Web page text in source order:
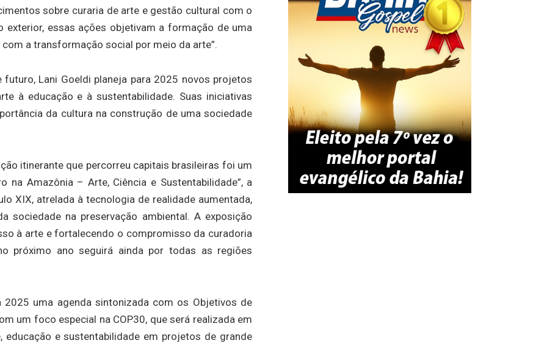
sobre curaria de arte e gestão cultural com o
essas ações objetivam a formação de uma
a transformação social por meio da arte”.
Lani Goeldi planeja para 2025 novos projetos
à educação e à sustentabilidade. Suas iniciativas
da cultura na construção de uma sociedade
itinerante que percorreu capitais brasileiras foi um
na Amazônia – Arte, Ciência e Sustentabilidade”, a
XIX, atrelada à tecnologia de realidade aumentada,
sociedade na preservação ambiental. A exposição
à arte e fortalecendo o compromisso da curadoria
próximo ano seguirá ainda por todas as regiões
uma agenda sintonizada com os Objetivos de
um foco especial na COP30, que será realizada em
educação e sustentabilidade em projetos de grande